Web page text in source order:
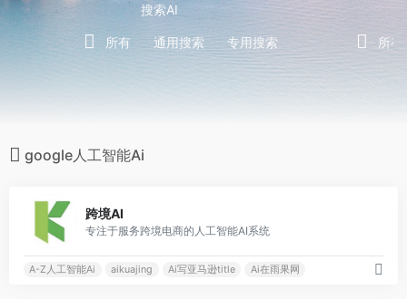
搜索AI
所有 通用搜索 专用搜索 所有
google人工智能Ai
跨境AI
专注于服务跨境电商的人工智能AI系统
A-Z人工智能Ai aikuajing Ai写亚马逊title Ai在雨果网